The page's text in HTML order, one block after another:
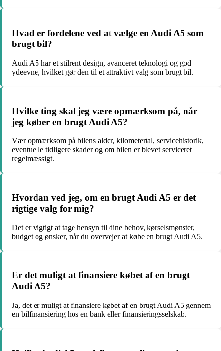
Hvad er fordelene ved at vælge en Audi A5 som
brugt bil?
Audi A5 har et stilrent design, avanceret teknologi og god
ydeevne, hvilket gør den til et attraktivt valg som brugt bil.
Hvilke ting skal jeg være opmærksom på, når
jeg køber en brugt Audi A5?
Vær opmærksom på bilens alder, kilometertal, servicehistorik,
eventuelle tidligere skader og om bilen er blevet serviceret
regelmæssigt.
Hvordan ved jeg, om en brugt Audi A5 er det
rigtige valg for mig?
Det er vigtigt at tage hensyn til dine behov, kørselsmønster,
budget og ønsker, når du overvejer at købe en brugt Audi A5.
Er det muligt at finansiere købet af en brugt
Audi A5?
Ja, det er muligt at finansiere købet af en brugt Audi A5 gennem
en bilfinansiering hos en bank eller finansieringsselskab.